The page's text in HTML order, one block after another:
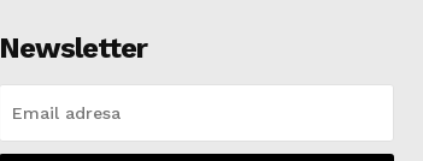
Newsletter